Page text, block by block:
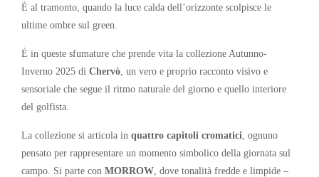
È al tramonto, quando la luce calda dell’orizzonte scolpisce le
ultime ombre sul green.
È in queste sfumature che prende vita la collezione Autunno-
Inverno 2025 di Chervò , un vero e proprio racconto visivo e
sensoriale che segue il ritmo naturale del giorno e quello interiore
del golfista.
La collezione si articola in quattro capitoli cromatici , ognuno
pensato per rappresentare un momento simbolico della giornata sul
campo. Si parte con MORROW , dove tonalità fredde e limpide –